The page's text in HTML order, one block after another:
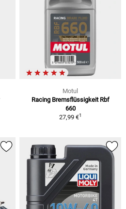
Motul
Racing Bremsflüssigkeit Rbf
660
27,99 €1